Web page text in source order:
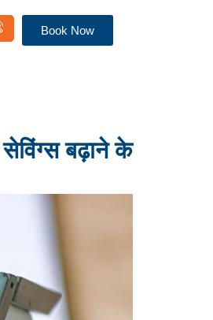
Book Now
बढ़ाने के